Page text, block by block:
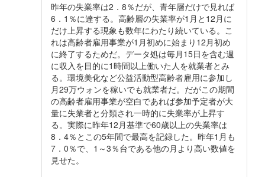
昨年の失業率は2．8％だが、青年層だけで見れば
6．1％に達する。高齢層の失業率が1月と12月に
だけ上昇する現象も数年にわたり続いている。こ
れは高齢者雇用事業が1月初めに始まり12月初め
に終了するためだ。データ処は毎月15日を含む週
に収入を目的に1時間以上働いた人を就業者とみ
る。環境美化など公益活動型高齢者雇用に参加し
月29万ウォンを稼いでも就業者だ。だがこの期間
の高齢者雇用事業が空白であれば参加予定者が大
量に失業者と分類され一時的に失業率が上昇す
る。実際に昨年12月基準で60歳以上の失業率は
8．4％とこの5年間で最高を記録した。昨年1月も
7．0％で、1～3％台である他の月より高い数値を
見せた。